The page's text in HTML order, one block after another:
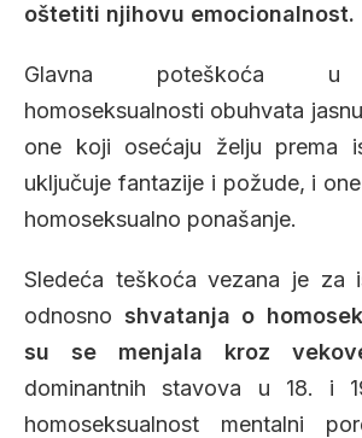
oštetiti njihovu emocionalnost.
Glavna poteškoća u
homoseksualnosti obuhvata
one koji osećaju želju prema
uključuje fantazije i požude, i
homoseksualno ponašanje.
Sledeća teškoća vezana je za
odnosno shvatanja o
su se menjala kroz
dominantnih stavova u 18. i
homoseksualnost mentalni